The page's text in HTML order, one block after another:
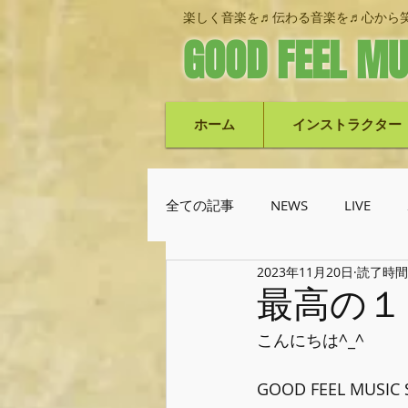
楽しく音楽を♬伝わる音楽を♬心から
GOOD FEEL
ホーム インストラクター
全ての記事 NEWS LIVE
池上栄次郎(ベース) 機材紹
最高の
2023年11月20日 読了時
こんにちは^_^
GOOD FEEL